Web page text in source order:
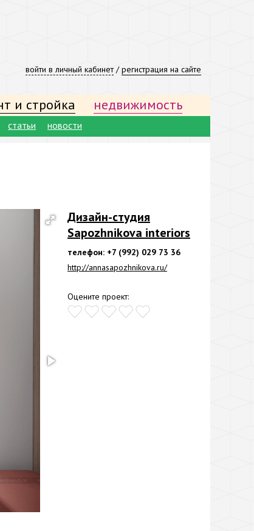
войти в личный кабинет/регистрация на сайте
и стройка недвижимость
статьи новости
Дизайн-студия
Sapozhnikova interiors
телефон: +7 (992) 029 73 36
http://annasapozhnikova.ru/
Оцените проект: